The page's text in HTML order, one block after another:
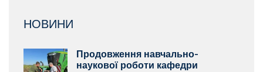
НОВИНИ
Продовження навчально-
наукової роботи кафедри